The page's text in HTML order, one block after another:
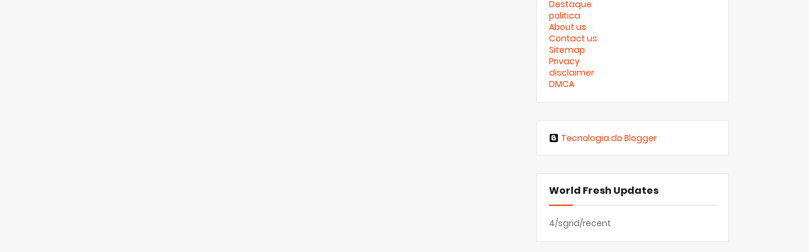
Destaque
politica
About us
Contact us
Sitemap
Privacy
disclaimer
DMCA
Tecnologia do Blogger
World Fresh Updates
4/sgrid/recent